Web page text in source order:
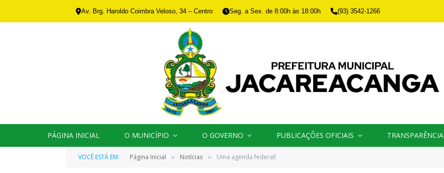
Av. Brg. Haroldo Coimbra Veloso, 34 – Centro Seg. a Sex. de 8:00h às 18:00h (93) 3542-1266
PÁGINA INICIAL O MUNICÍPIO O GOVERNO PUBLICAÇÕES OFICIAIS TRANSPARÊNCIA
VOCÊ ESTÁ EM: Página Inicial » Notícias » Uma agenda federal!